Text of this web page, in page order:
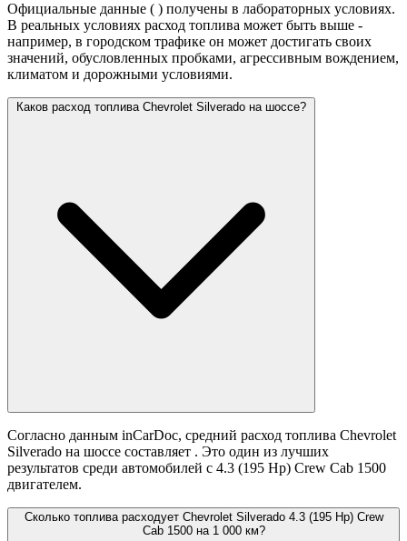
Официальные данные ( ) получены в лабораторных условиях.
В реальных условиях расход топлива может быть выше -
например, в городском трафике он может достигать своих
значений, обусловленных пробками, агрессивным вождением,
климатом и дорожными условиями.
Каков расход топлива Chevrolet Silverado на шоссе?
Согласно данным inCarDoc, средний расход топлива Chevrolet
Silverado на шоссе составляет . Это один из лучших
результатов среди автомобилей с 4.3 (195 Hp) Crew Cab 1500
двигателем.
Сколько топлива расходует Chevrolet Silverado 4.3 (195 Hp) Crew
Cab 1500 на 1 000 км?